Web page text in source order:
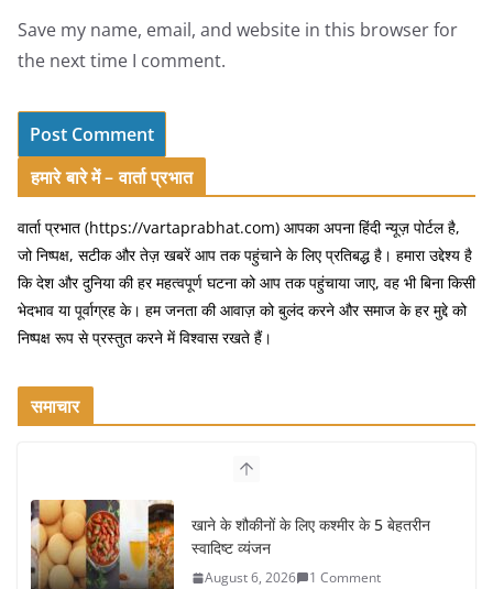
Save my name, email, and website in this browser for
the next time I comment.
हमारे बारे में – वार्ता प्रभात
वार्ता प्रभात (https://vartaprabhat.com) आपका अपना हिंदी न्यूज़ पोर्टल है,
जो निष्पक्ष, सटीक और तेज़ खबरें आप तक पहुंचाने के लिए प्रतिबद्ध है। हमारा उद्देश्य है
कि देश और दुनिया की हर महत्वपूर्ण घटना को आप तक पहुंचाया जाए, वह भी बिना किसी
भेदभाव या पूर्वाग्रह के। हम जनता की आवाज़ को बुलंद करने और समाज के हर मुद्दे को
निष्पक्ष रूप से प्रस्तुत करने में विश्वास रखते हैं।
समाचार
खाने के शौकीनों के लिए कश्मीर के 5 बेहतरीन
स्वादिष्ट व्यंजन
August 6, 2026 1 Comment